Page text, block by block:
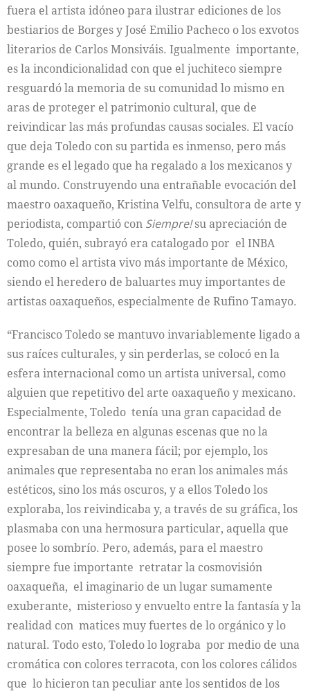
fuera el artista idóneo para ilustrar ediciones de los
bestiarios de Borges y José Emilio Pacheco o los exvotos
literarios de Carlos Monsiváis. Igualmente importante,
es la incondicionalidad con que el juchiteco siempre
resguardó la memoria de su comunidad lo mismo en
aras de proteger el patrimonio cultural, que de
reivindicar las más profundas causas sociales. El vacío
que deja Toledo con su partida es inmenso, pero más
grande es el legado que ha regalado a los mexicanos y
al mundo. Construyendo una entrañable evocación del
maestro oaxaqueño, Kristina Velfu, consultora de arte y
periodista, compartió con Siempre!su apreciación de
Toledo, quién, subrayó era catalogado por el INBA
como como el artista vivo más importante de México,
siendo el heredero de baluartes muy importantes de
artistas oaxaqueños, especialmente de Rufino Tamayo.
“Francisco Toledo se mantuvo invariablemente ligado a
sus raíces culturales, y sin perderlas, se colocó en la
esfera internacional como un artista universal, como
alguien que repetitivo del arte oaxaqueño y mexicano.
Especialmente, Toledo tenía una gran capacidad de
encontrar la belleza en algunas escenas que no la
expresaban de una manera fácil; por ejemplo, los
animales que representaba no eran los animales más
estéticos, sino los más oscuros, y a ellos Toledo los
exploraba, los reivindicaba y, a través de su gráfica, los
plasmaba con una hermosura particular, aquella que
posee lo sombrío. Pero, además, para el maestro
siempre fue importante retratar la cosmovisión
oaxaqueña, el imaginario de un lugar sumamente
exuberante, misterioso y envuelto entre la fantasía y la
realidad con matices muy fuertes de lo orgánico y lo
natural. Todo esto, Toledo lo lograba por medio de una
cromática con colores terracota, con los colores cálidos
que lo hicieron tan peculiar ante los sentidos de los